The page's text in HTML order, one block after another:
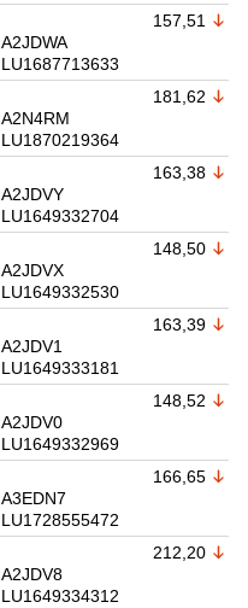
A2JDWA
LU1687713633
157,51
A2N4RM
LU1870219364
181,62
A2JDVY
LU1649332704
163,38
A2JDVX
LU1649332530
148,50
A2JDV1
LU1649333181
163,39
A2JDV0
LU1649332969
148,52
A3EDN7
LU1728555472
166,65
A2JDV8
LU1649334312
212,20